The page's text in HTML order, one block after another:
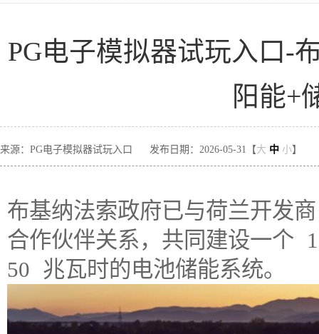
PG电子模拟器试玩入口-
阳能+
来源：PG电子模拟器试玩入口 发布日期：2026-05-31【大 中 小】
布基纳法索政府已与荷兰开发
合作伙伴关系，共同建设一个
50 兆瓦时的电池储能系统。